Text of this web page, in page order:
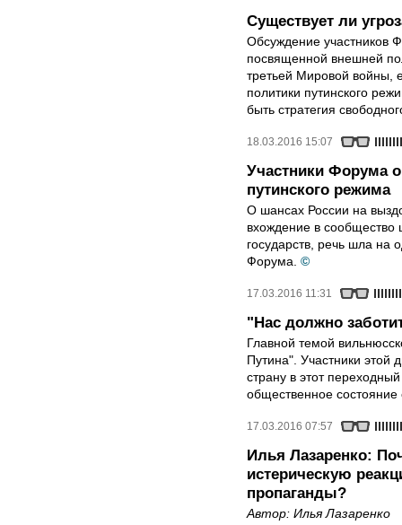
Существует ли
Обсуждение участников
посвященной внешней
третьей Мировой войны,
политики путинского
быть стратегия
18.03.2016 15:07
Участники Форума
путинского режима
О шансах России на
вхождение в сообщество
государств, речь шла на
Форума. ©
17.03.2016 11:31
"Нас должно
Главной темой
Путина". Участники этой
страну в этот
общественное состояние
17.03.2016 07:57
Илья Лазаренко:
истерическую
пропаганды?
Автор: Илья Лазаренко